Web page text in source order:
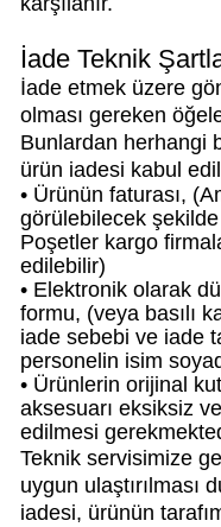
İade Teknik
İade etmek üzere
olması gereken
Bunlardan herhangi
ürün iadesi kabul
• Ürünün faturası,
görülebilecek
Poşetler kargo
edilebilir)
• Elektronik olarak
formu, (veya basılı
iade sebebi ve iade
personelin isim
• Ürünlerin orijinal
aksesuarı eksiksiz
edilmesi
Teknik servisimize
uygun ulaştırılması
iadesi, ürünün